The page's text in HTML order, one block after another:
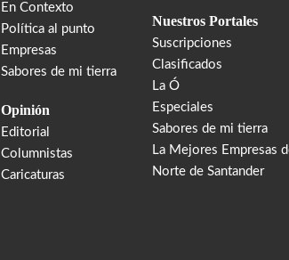
En Contexto
Política al punto
Empresas
Sabores de mi tierra
Opinión
Editorial
Columnistas
Caricaturas
Nuestros Portales
Suscripciones
Clasificados
La Ó
Especiales
Sabores de mi tierra
La Mejores Empresas
Norte de Santander